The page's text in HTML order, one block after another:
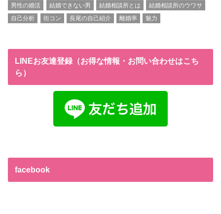
男性の婚活
結婚できない男 結婚相談所とは
結婚相談所のウワサ
自己分析
街コン 長尾の自己紹介 離婚率 魅力
LINEお友達登録（お得な情報・お問い合わせはこち
ら）
facebook